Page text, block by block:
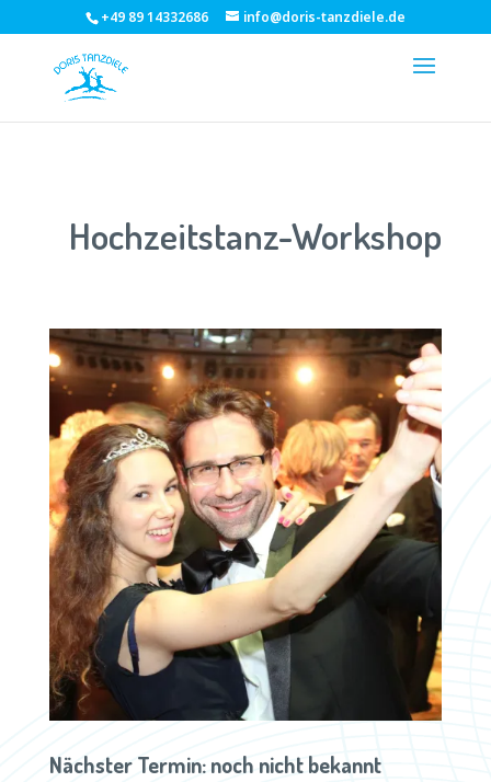
+49 89 14332686 info@doris-tanzdiele.de
Hochzeitstanz-Workshop
Nächster Termin: noch nicht bekannt